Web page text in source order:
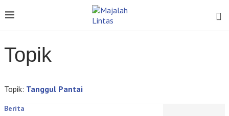
Topik
Topik: Tanggul Pantai
Berita